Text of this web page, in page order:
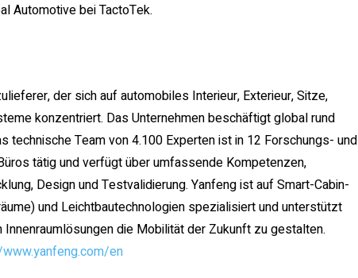
Automotive bei TactoTek.
der sich auf automobiles Interieur, Exterieur, Sitze,
konzentriert. Das Unternehmen beschäftigt global rund
technische Team von 4.100 Experten ist in 12 Forschungs- und
tätig und verfügt über umfassende Kompetenzen,
Design und Testvalidierung. Yanfeng ist auf Smart-Cabin-
und Leichtbautechnologien spezialisiert und unterstützt
die Mobilität der Zukunft zu gestalten.
en